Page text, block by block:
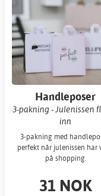
Handleposer
3-pakning - Julenissen
inn
3-pakning med
perfekt når julenissen har
på shopping.
31 NOK